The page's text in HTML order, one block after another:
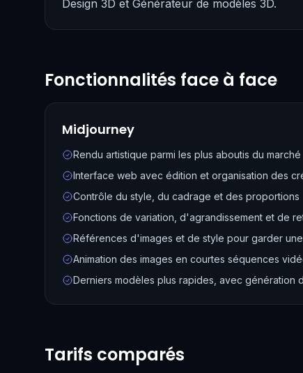
Design 3D et Générateur de modèles 3D.
Fonctionnalités face à face
Midjourney
Rendu artistique parmi les plus aboutis du marché
Interface web avec édition et organisation des
Contrôle du style, du cadrage et des proportions
Fonctions de variation, d'agrandissement et de
Références d'images et de style pour garder
Animation des images en courtes séquences
Derniers modèles plus rapides, avec génération
Tarifs comparés